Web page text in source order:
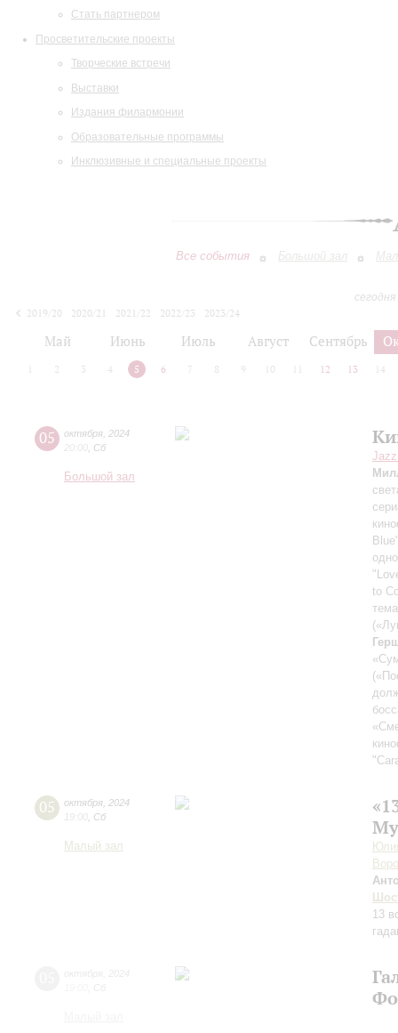
Стать партнером
Просветительские проекты
Творческие встречи
Выставки
Издания филармонии
Образовательные программы
Инклюзивные и специальные проекты
Все события Большой зал
2019/20
2020/21 2021/22 2022/23
2023/24
Май Июнь Июль Август Сентябрь
2 3 4 5 6 7 8 9 10 12 13 14
05 октября 2024
20:00 Сб
Большой зал
to
05 октября 2024
19:00 Сб
Малый зал
13